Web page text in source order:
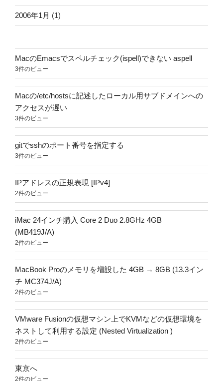
2006年1月 (1)
MacのEmacsでスペルチェック(ispell)できない aspell
3件のビュー
Macの/etc/hostsに記述したローカル用サブドメインへの
アクセスが遅い
3件のビュー
gitでsshのポート番号を指定する
3件のビュー
IPアドレスの正規表現 [IPv4]
2件のビュー
iMac 24インチ購入 Core 2 Duo 2.8GHz 4GB
(MB419J/A)
2件のビュー
MacBook Proのメモリを増設した 4GB → 8GB (13.3イン
チ MC374J/A)
2件のビュー
VMware Fusionの仮想マシン上でKVMなどの仮想環境を
ネストして利用する設定 (Nested Virtualization )
2件のビュー
東京へ
2件のビュー